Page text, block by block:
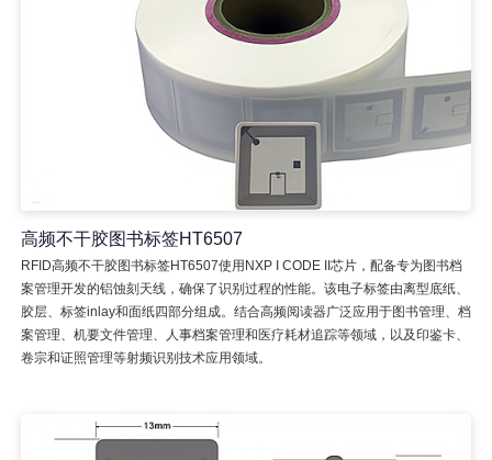
高频不干胶图书标签HT6507
RFID高频不干胶图书标签HT6507使用NXP I CODE II芯片，配备专为图书档
案管理开发的铝蚀刻天线，确保了识别过程的性能。该电子标签由离型底纸、
胶层、标签inlay和面纸四部分组成。结合高频阅读器广泛应用于图书管理、档
案管理、机要文件管理、人事档案管理和医疗耗材追踪等领域，以及印鉴卡、
卷宗和证照管理等射频识别技术应用领域。